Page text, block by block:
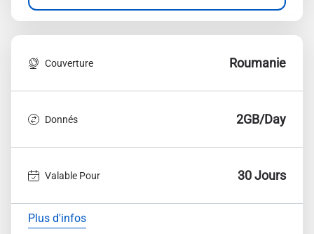
Couverture Roumanie
Donnés 2GB/Day
Valable Pour 30 Jours
Plus d'infos